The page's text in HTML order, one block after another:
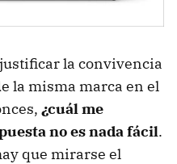
la convivencia
la misma marca en el
¿cuál me
no es nada fácil.
que mirarse el